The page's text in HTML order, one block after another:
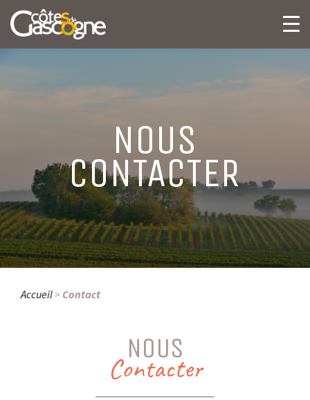
NOUS
CONTACTER
Accueil > Contact
NOUS
Contacter